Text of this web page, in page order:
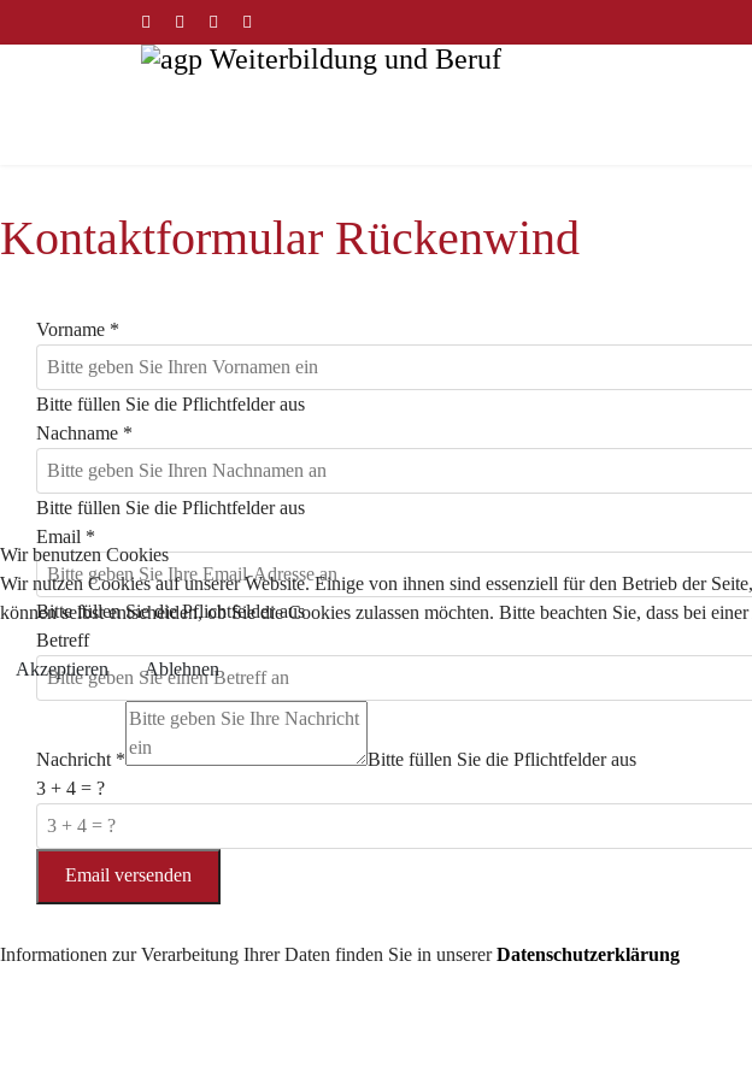
Kontaktformular Rückenwind
Vorname *
Bitte füllen Sie die Pflichtfelder aus
Nachname *
Bitte füllen Sie die Pflichtfelder aus
Email *
Bitte füllen Sie die Pflichtfelder aus
Betreff
Nachricht *
Bitte füllen Sie die Pflichtfelder aus
3 + 4 = ?
Email versenden
Informationen zur Verarbeitung Ihrer Daten finden Sie in unsererDatenschutzerklärung
Wir benutzen Cookies
Wir nutzen Cookies auf unserer Website. Einige von ihnen sind essenziell für den Betrieb der
können selbst entscheiden, ob Sie die Cookies zulassen möchten. Bitte beachten Sie, dass bei
Akzeptieren Ablehnen